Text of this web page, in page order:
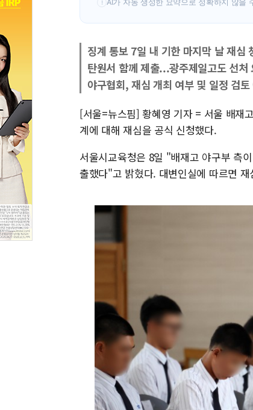
! AI가 자동 생성한 요약으로 정확하지 않을
징계 통보 7일 내 기한 마지막 날 재심
탄원서 함께 제출...광주제일고도 선처
야구협회, 재심 개최 여부 및 일정 검토
[서울=뉴스핌] 황혜영 기자 = 서울 배재
계에 대해 재심을 공식 신청했다.
서울시교육청은 8일 "배재고 야구부 측
출했다"고 밝혔다. 대변인실에 따르면